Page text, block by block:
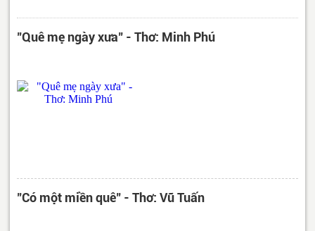
"Quê mẹ ngày xưa" - Thơ: Minh Phú
"Có một miền quê" - Thơ: Vũ Tuấn